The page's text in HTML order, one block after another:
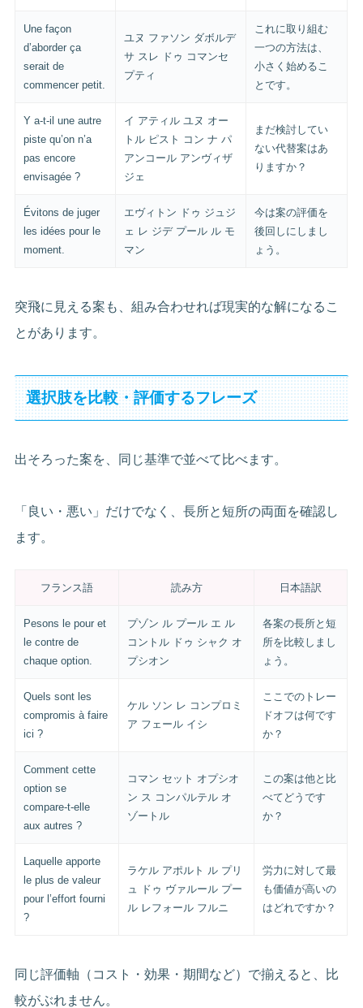
Une façon
d’aborder ça
serait de
commencer petit.
ユヌ ファソン ダボルデ
サ スレ ドゥ コマンセ
プティ
これに取り組む
一つの方法は、
小さく始めるこ
とです。
Y a-t-il une autre
piste qu’on n’a
pas encore
envisagée ?
イ アティル ユヌ オー
トル ピスト コン ナ パ
アンコール アンヴィザ
ジェ
まだ検討してい
ない代替案はあ
りますか？
Évitons de juger
les idées pour le
moment.
エヴィトン ドゥ ジュジ
ェ レ ジデ プール ル モ
マン
今は案の評価を
後回しにしまし
ょう。
突飛に見える案も、組み合わせれば現実的な解になるこ
とがあります。
選択肢を比較・評価するフレーズ
出そろった案を、同じ基準で並べて比べます。
「良い・悪い」だけでなく、長所と短所の両面を確認し
ます。
フランス語 読み方 日本語訳
Pesons le pour et
le contre de
chaque option.
プゾン ル プール エ ル
コントル ドゥ シャク オ
プシオン
各案の長所と短
所を比較しまし
ょう。
Quels sont les
compromis à faire
ici ?
ケル ソン レ コンプロミ
ア フェール イシ
ここでのトレー
ドオフは何です
か？
Comment cette
option se
compare-t-elle
aux autres ?
コマン セット オプシオ
ン ス コンパルテル オ
ゾートル
この案は他と比
べてどうです
か？
Laquelle apporte
le plus de valeur
pour l’effort fourni
?
ラケル アポルト ル プリ
ュ ドゥ ヴァルール プー
ル レフォール フルニ
労力に対して最
も価値が高いの
はどれですか？
同じ評価軸（コスト・効果・期間など）で揃えると、比
較がぶれません。